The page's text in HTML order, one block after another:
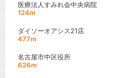
医療法人すみれ会中央病院
124m
ダイソーオアシス21店
477m
名古屋市中区役所
626m